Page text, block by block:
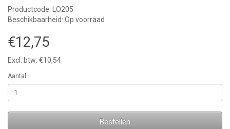
Productcode: LO205
Beschikbaarheid: Op voorraad
€12,75
Excl. btw: €10,54
Aantal
Bestellen